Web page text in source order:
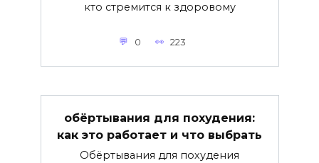
кто стремится к здоровому
0 223
обёртывания для похудения:
как это работает и что выбрать
Обёртывания для похудения